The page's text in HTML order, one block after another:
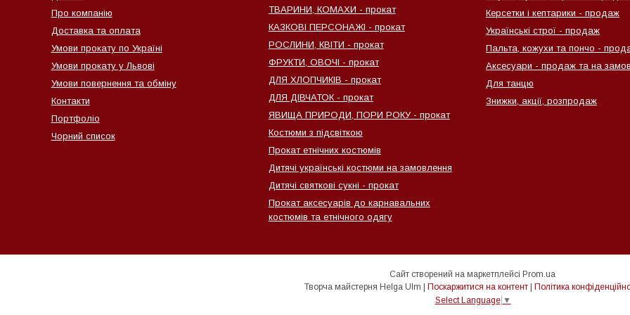
Про компанію
Доставка та оплата
Умови прокату по Україні
Умови прокату у Львові
Умови повернення та обміну
Контакти
Портфоліо
Чорний список
ТВАРИНИ, КОМАХИ - прокат
КАЗКОВІ ПЕРСОНАЖІ - прокат
РОСЛИНИ, КВІТИ - прокат
ФРУКТИ, ОВОЧІ - прокат
ДЛЯ ХЛОПЧИКІВ - прокат
ДЛЯ ДІВЧАТОК - прокат
ЯВИЩА ПРИРОДИ, ПОРИ РОКУ - прокат
Костюми з підсвіткою
Прокат етнічних костюмів
Дитячі українські костюми на замовлення
Дитячі святкові сукні - прокат
Прокат аксесуарів до карнавальних
костюмів та етнічного одягу
Керсетки і кептарики - продаж
Українські строї - продаж
Пальта, кожухи та пончо -
Аксесуари - продаж та на
Для танцю
Знижки, акції, розпродаж
Сайт створений на маркетплейсі Prom.ua
Творча майстерня Helga Ulm | Поскаржитися на контент | Політика
Select Language ▼